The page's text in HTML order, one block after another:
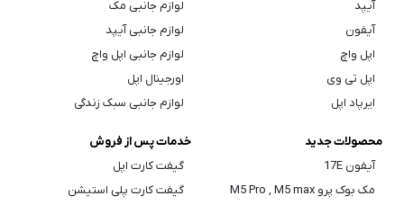
آیپد
آیفون
اپل واچ
اپل تی وی
ایرپاد اپل
لوازم جانبی مک
لوازم جانبی آیپد
لوازم جانبی اپل واچ
اورجینال اپل
لوازم جانبی سبک زندگی
محصولات جدید
آیفون 17E
مک بوک پرو M5 Pro , M5 max
خدمات پس از فروش
گیفت کارت اپل
گیفت کارت پلی استیشن